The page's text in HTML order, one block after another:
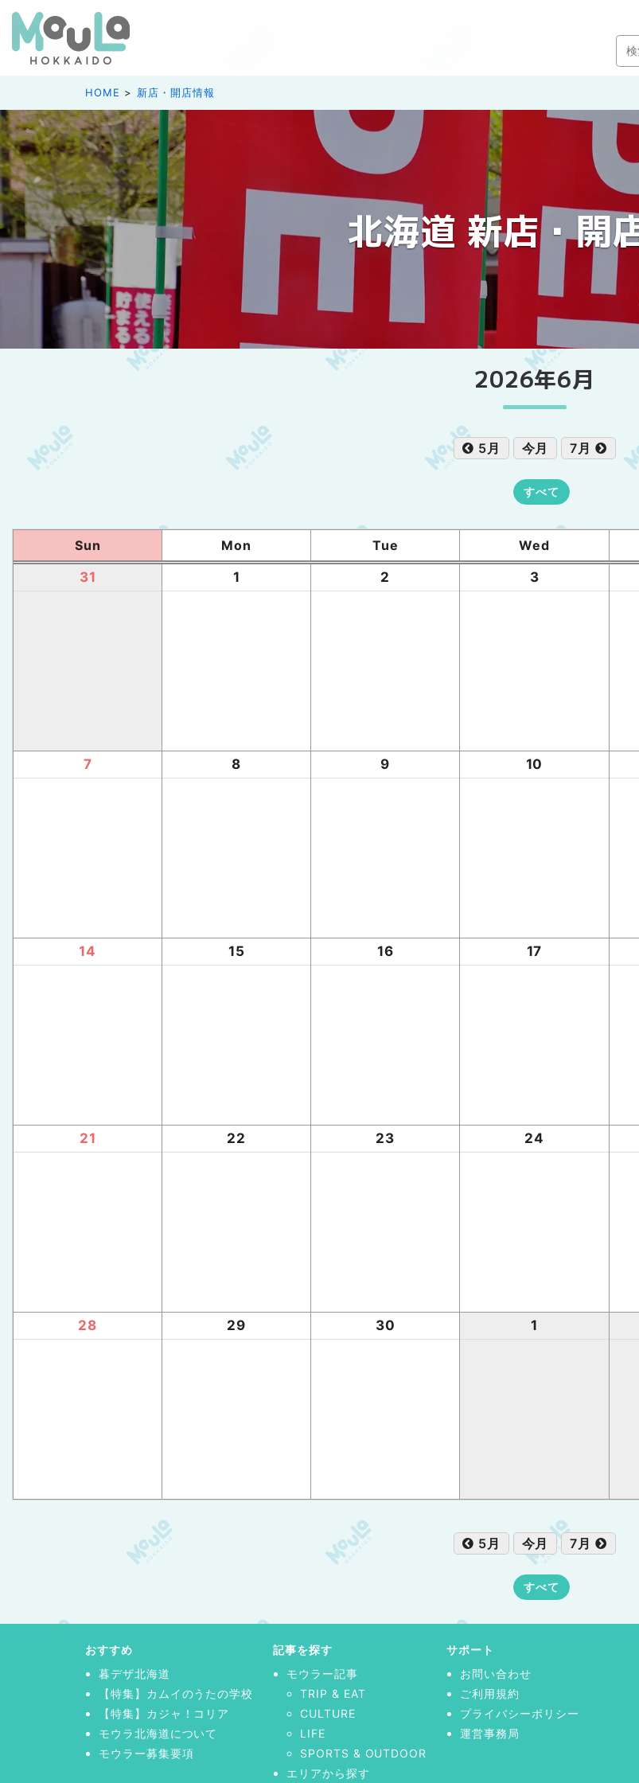
HOME 新店・開店情報
北海道 新店・開
2026年6月
5月 今月 7月
すべて
Sun Mon Tue Wed
31
1 2 3
7 8 9 10
14 15 16 17
21 22 23 24
28 29 30 1
5月 今月 7月
すべて
おすすめ
暮デザ北海道
【特集】カムイのうたの学校
【特集】カジャ！コリア
モウラ北海道について
モウラー募集要項
記事を探す
モウラー記事
TRIP & EAT
CULTURE
LIFE
SPORTS & OUTDOOR
エリアから探す
サポート
お問い合わせ
ご利用規約
プライバシーポリシー
運営事務局